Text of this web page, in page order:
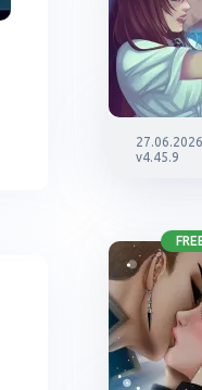
27.06.2026
v4.45.9